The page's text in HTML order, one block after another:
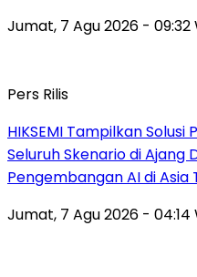
Jumat, 7 Agu 2026 - 09:32
Pers Rilis
HIKSEMI Tampilkan
Seluruh Skenario di Ajang
Pengembangan AI di Asia
Jumat, 7 Agu 2026 - 04:14